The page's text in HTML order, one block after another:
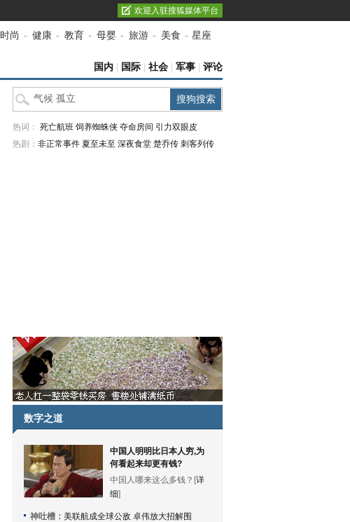
欢迎入驻搜狐媒体平台
时尚 - 健康 - 教育 - 母婴 - 旅游 - 美食 - 星座
国内 国际 社会 军事 评论
热词： 死亡航班 饲养蜘蛛侠 夺命房间 引力双眼皮
热剧： 非正常事件 夏至未至 深夜食堂 楚乔传 刺客列传
数字之道
中国人明明比日本人穷,为
何看起来却更有钱?
中国人哪来这么多钱？[详
细]
神吐槽： 美联航成全球公敌 卓伟放大招解围